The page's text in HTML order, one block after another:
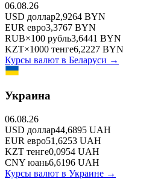
06.08.26
USD доллар2,9264 BYN
EUR евро3,3767 BYN
RUB×100 рубль3,6441 BYN
KZT×1000 тенге6,2227 BYN
Курсы валют в Беларуси →
Украина
06.08.26
USD доллар44,6895 UAH
EUR евро51,6253 UAH
KZT тенге0,0954 UAH
CNY юань6,6196 UAH
Курсы валют в Украине →